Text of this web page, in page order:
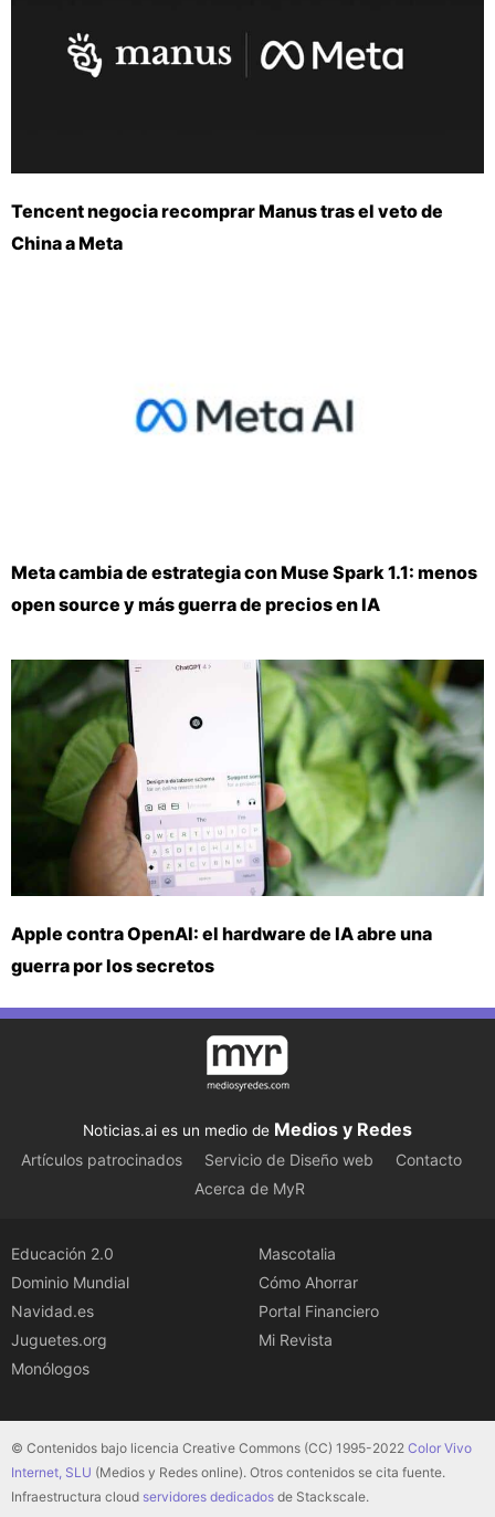
Tencent negocia recomprar Manus tras el veto de
China a Meta
Meta cambia de estrategia con Muse Spark 1.1: menos
open source y más guerra de precios en IA
Apple contra OpenAI: el hardware de IA abre una
guerra por los secretos
Noticias.ai es un medio de Medios y Redes
Artículos patrocinados Servicio de Diseño web
Contacto
Acerca de MyR
Educación 2.0
Dominio Mundial
Navidad.es
Juguetes.org
Monólogos
Mascotalia
Cómo Ahorrar
Portal Financiero
Mi Revista
© Contenidos bajo licencia Creative Commons (CC) 1995-2022 Color Vivo
Internet, SLU (Medios y Redes online). Otros contenidos se cita fuente.
Infraestructura cloud servidores dedicados de Stackscale.